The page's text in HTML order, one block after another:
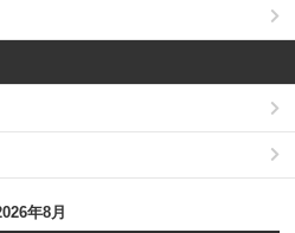
年8月